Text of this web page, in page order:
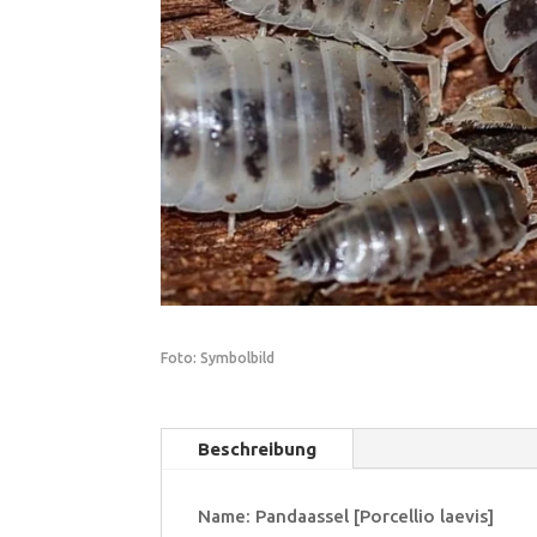
Foto: Symbolbild
Beschreibung
Name: Pandaassel [Porcellio laevis]